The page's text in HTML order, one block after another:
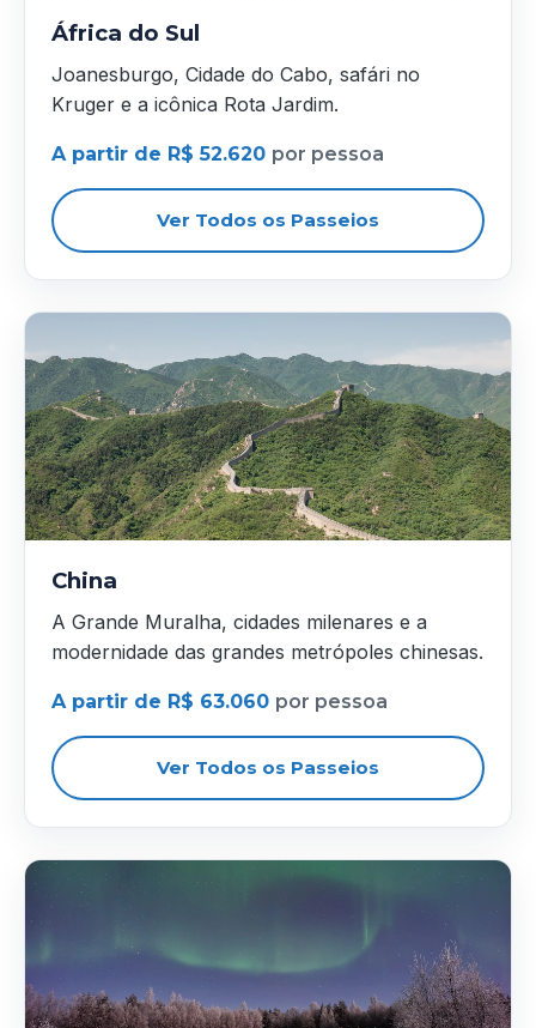
África do Sul
Joanesburgo, Cidade do Cabo, safári no
Kruger e a icônica Rota Jardim.
A partir de R$ 52.620 por pessoa
Ver Todos os Passeios
China
A Grande Muralha, cidades milenares e a
modernidade das grandes metrópoles chinesas.
A partir de R$ 63.060 por pessoa
Ver Todos os Passeios